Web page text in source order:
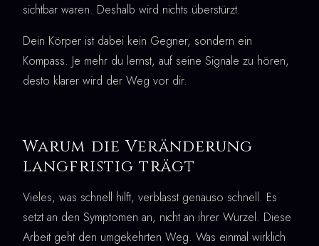
sichtbar waren. Deshalb wird nichts überstürzt.
Dein Körper ist dabei kein Gegner, sondern ein
Kompass. Je mehr du lernst, auf seine Signale zu hören,
desto klarer wird der Weg vor dir.
Warum die Veränderung
langfristig trägt
Vieles, was schnell hilft, verblasst genauso schnell. Es
setzt an den Symptomen an, nicht an ihrer Wurzel. Diese
Arbeit geht den umgekehrten Weg. Was einmal wirklich